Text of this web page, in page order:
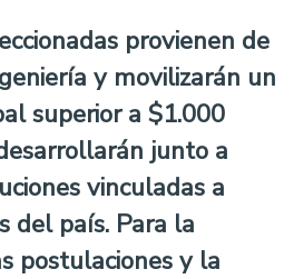
provienen de
y movilizarán un
superior a $1.000
junto a
vinculadas a
del país. Para la
postulaciones y la